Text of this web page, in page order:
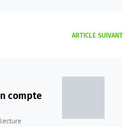
ARTICLE SUIVANT
compte